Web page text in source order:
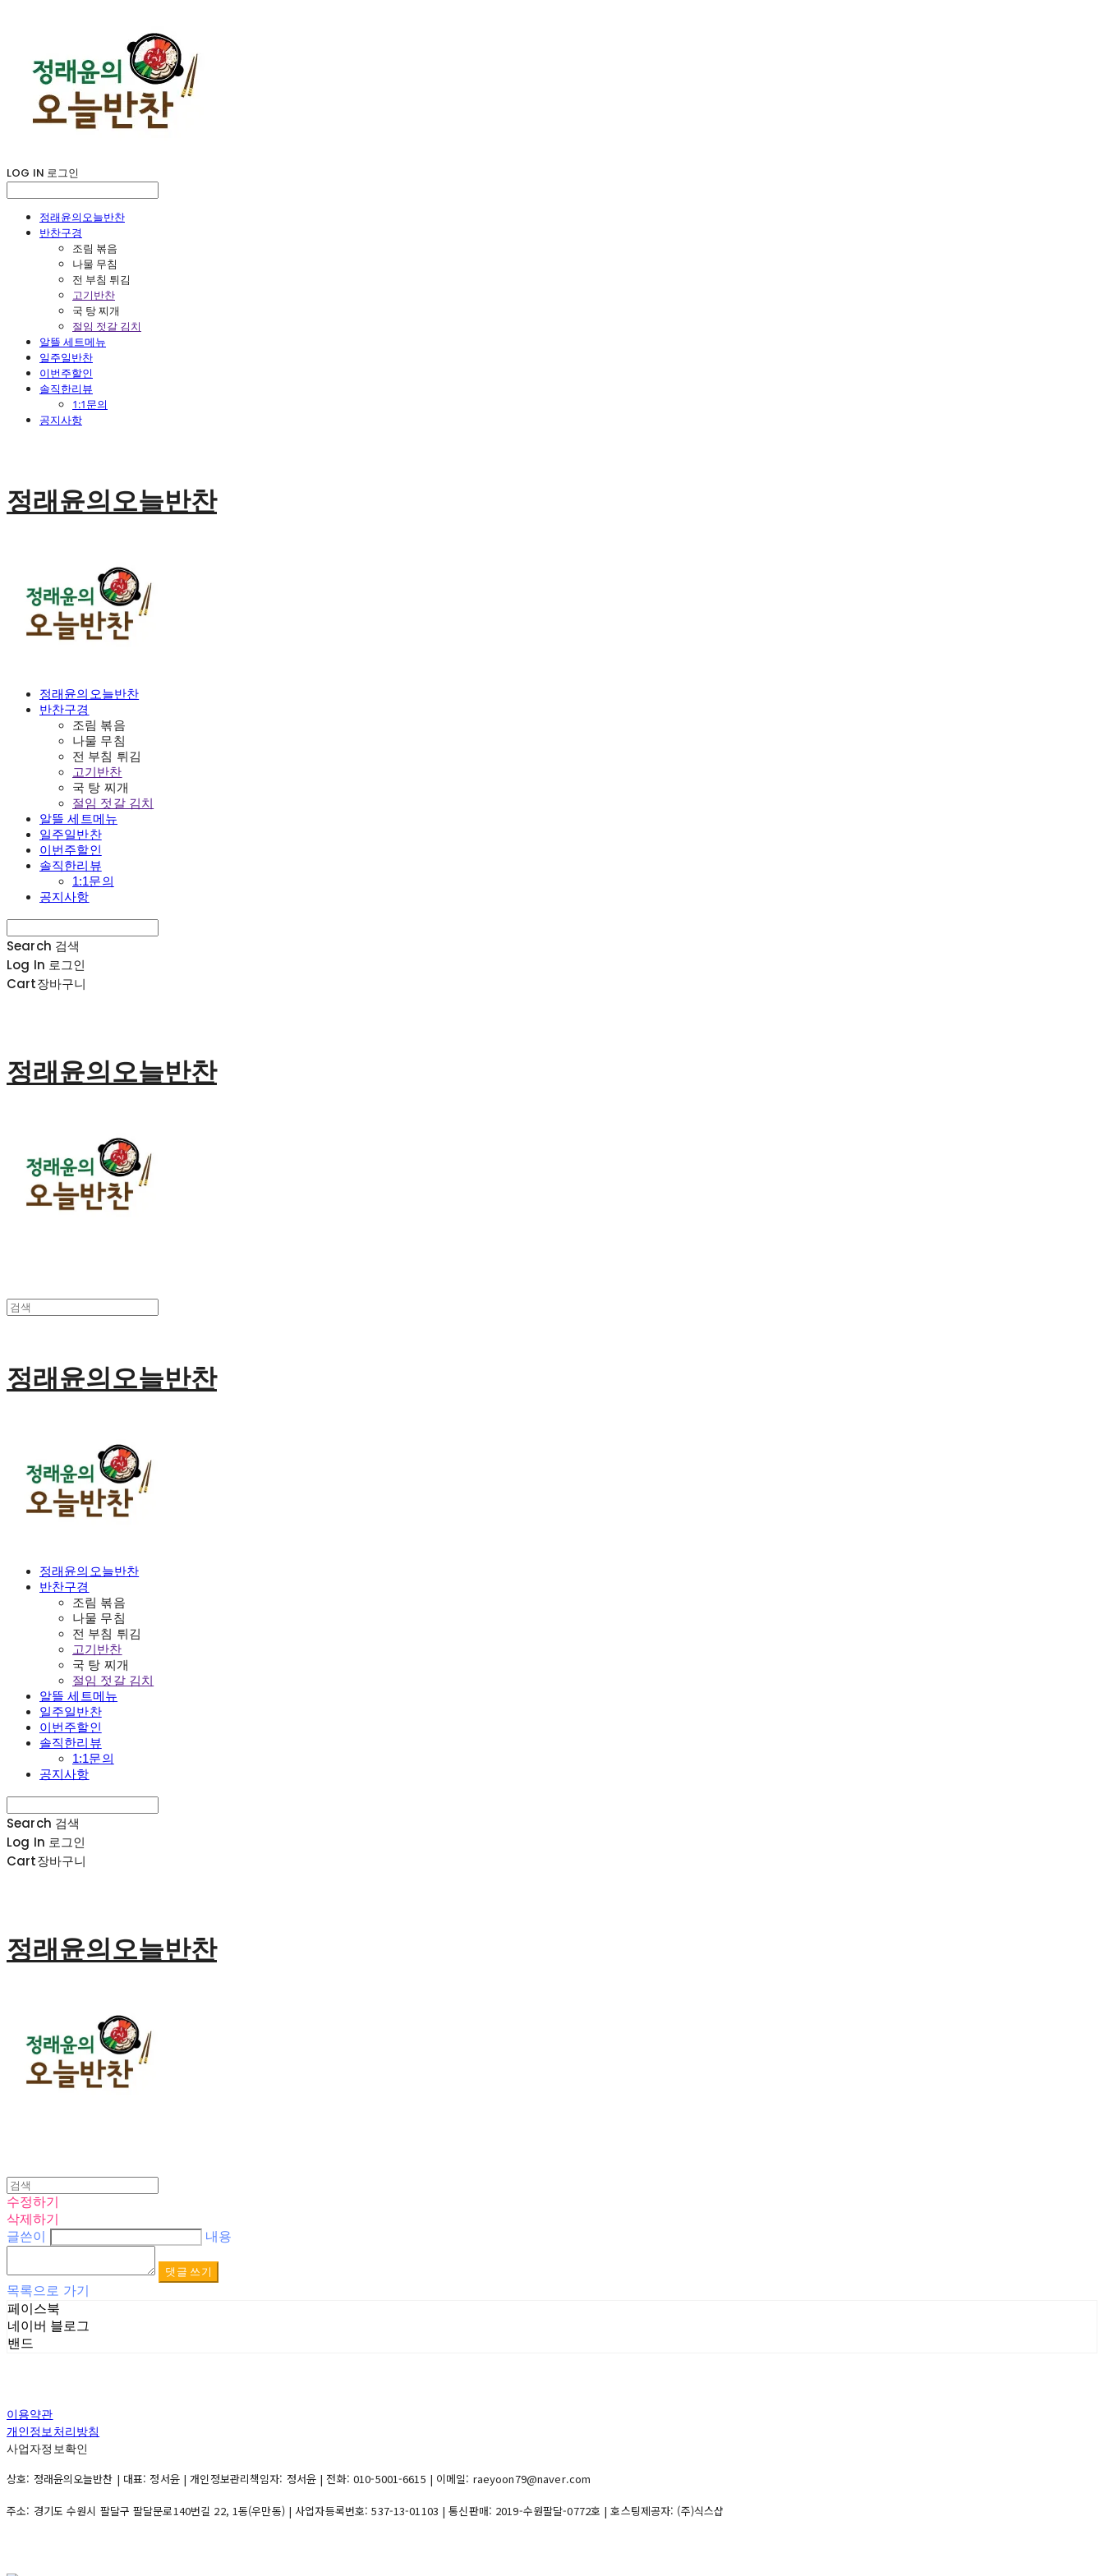
LOG IN 로그인
정래윤의오늘반찬
반찬구경
조림 볶음
나물 무침
전 부침 튀김
고기반찬
국 탕 찌개
절임 젓갈 김치
알뜰 세트메뉴
일주일반찬
이번주할인
솔직한리뷰
1:1문의
공지사항
정래윤의오늘반찬
정래윤의오늘반찬
반찬구경
조림 볶음
나물 무침
전 부침 튀김
고기반찬
국 탕 찌개
절임 젓갈 김치
알뜰 세트메뉴
일주일반찬
이번주할인
솔직한리뷰
1:1문의
공지사항
Search 검색
Log In 로그인
Cart장바구니
정래윤의오늘반찬
정래윤의오늘반찬
정래윤의오늘반찬
반찬구경
조림 볶음
나물 무침
전 부침 튀김
고기반찬
국 탕 찌개
절임 젓갈 김치
알뜰 세트메뉴
일주일반찬
이번주할인
솔직한리뷰
1:1문의
공지사항
Search 검색
Log In 로그인
Cart장바구니
정래윤의오늘반찬
수정하기
삭제하기
글쓴이
내용
댓글 쓰기
목록으로 가기
페이스북
네이버 블로그
밴드
이용약관
개인정보처리방침
사업자정보확인
상호: 정래윤의오늘반찬 | 대표: 정서윤 | 개인정보관리책임자: 정서윤 | 전화: 010-5001-6615 | 이메일: raeyoon79@naver.com
주소: 경기도 수원시 팔달구 팔달문로140번길 22, 1동(우만동) | 사업자등록번호:537-13-01103 | 통신판매: 2019-수원팔달-0772호 | 호스팅제공자: (주)식스샵